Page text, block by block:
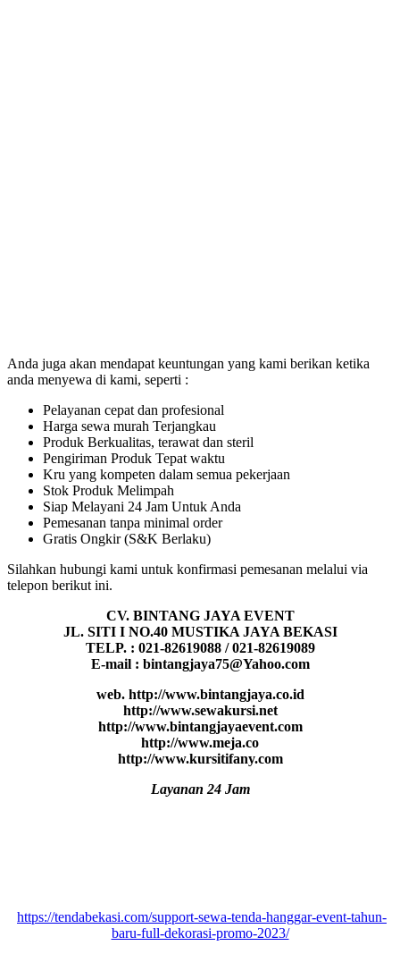
Anda juga akan mendapat keuntungan yang kami berikan ketika
anda menyewa di kami, seperti :
Pelayanan cepat dan profesional
Harga sewa murah Terjangkau
Produk Berkualitas, terawat dan steril
Pengiriman Produk Tepat waktu
Kru yang kompeten dalam semua pekerjaan
Stok Produk Melimpah
Siap Melayani 24 Jam Untuk Anda
Pemesanan tanpa minimal order
Gratis Ongkir (S&K Berlaku)
Silahkan hubungi kami untuk konfirmasi pemesanan melalui via
telepon berikut ini.
CV. BINTANG JAYA EVENT
JL. SITI I NO.40 MUSTIKA JAYA BEKASI
TELP. : 021-82619088 / 021-82619089
E-mail : bintangjaya75@Yahoo.com
web. http://www.bintangjaya.co.id
http://www.sewakursi.net
http://www.bintangjayaevent.com
http://www.meja.co
http://www.kursitifany.com
Layanan 24 Jam
https://tendabekasi.com/support-sewa-tenda-hanggar-event-tahun-
baru-full-dekorasi-promo-2023/